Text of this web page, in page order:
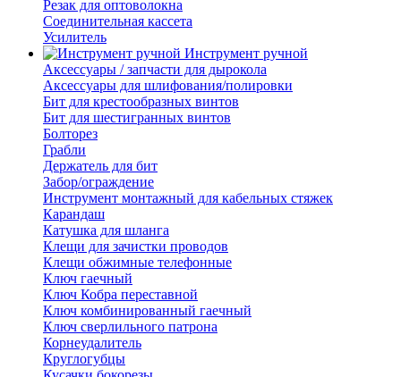
Резак для оптоволокна
Соединительная кассета
Усилитель
Инструмент ручной
Аксессуары / запчасти для дырокола
Аксессуары для шлифования/полировки
Бит для крестообразных винтов
Бит для шестигранных винтов
Болторез
Грабли
Держатель для бит
Забор/ограждение
Инструмент монтажный для кабельных стяжек
Карандаш
Катушка для шланга
Клещи для зачистки проводов
Клещи обжимные телефонные
Ключ гаечный
Ключ Кобра переставной
Ключ комбинированный гаечный
Ключ сверлильного патрона
Корнеудалитель
Круглогубцы